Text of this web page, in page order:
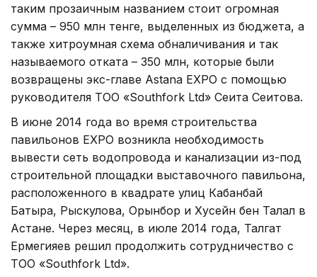
таким прозаичным названием стоит огромная
сумма – 950 млн тенге, выделенных из бюджета, а
также хитроумная схема обналичивания и так
называемого отката – 350 млн, которые были
возвращены экс-главе Astana EXPO с помощью
руководителя ТОО «Southfork Ltd» Сеита Сеитова.
В июне 2014 года во время строительства
павильонов EXPO возникла необходимость
вывести сеть водопровода и канализации из-под
строительной площадки выставочного павильона,
расположенного в квадрате улиц Кабанбай
Батыра, Рыскулова, Орынбор и Хусейн бен Талал в
Астане. Через месяц, в июле 2014 года, Талгат
Ермегияев решил продолжить сотрудничество с
ТОО «Southfork Ltd».